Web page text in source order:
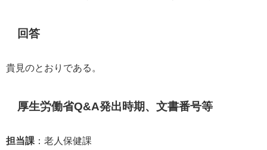
回答
貴見のとおりである。
厚生労働省Q&A発出時期、文書番号等
担当課 ：老人保健課